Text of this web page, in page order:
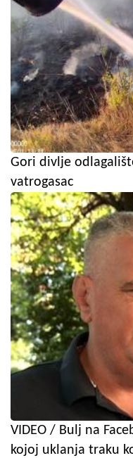
Gori divlje
vatrogasac
VIDEO / Bulj na
kojoj uklanja traku